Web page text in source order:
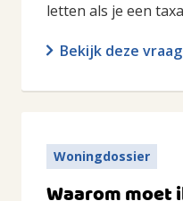
letten als je een
Bekijk deze vraag
Woningdossier